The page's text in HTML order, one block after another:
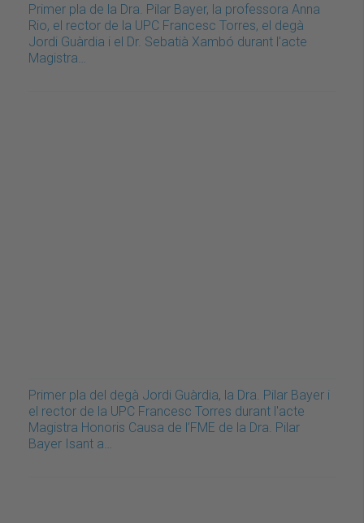
Primer pla de la Dra. Pilar Bayer, la professora Anna
Rio, el rector de la UPC Francesc Torres, el degà
Jordi Guàrdia i el Dr. Sebatià Xambó durant l'acte
Magistra…
Primer pla del degà Jordi Guàrdia, la Dra. Pilar Bayer i
el rector de la UPC Francesc Torres durant l'acte
Magistra Honoris Causa de l’FME de la Dra. Pilar
Bayer Isant a…